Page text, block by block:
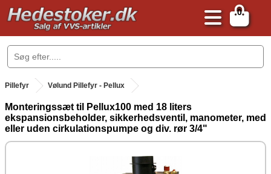
0
.
Pillefyr Vølund Pillefyr - Pellux
Monteringssæt til Pellux100 med 18 liters
ekspansionsbeholder, sikkerhedsventil, manometer, med
eller uden cirkulationspumpe og div. rør 3/4"